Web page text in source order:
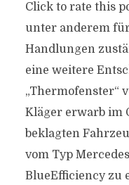
Click to rate this
unter anderem
Handlungen
eine weitere
„Thermofenster“
Kläger erwarb im
beklagten
vom Typ
BlueEfficiency zu